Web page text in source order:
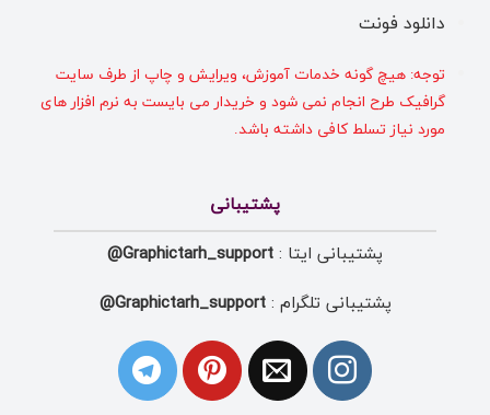
دانلود فونت
توجه: هیچ گونه خدمات آموزش، ویرایش و چاپ از طرف سایت
گرافیک طرح انجام نمی شود و خریدار می بایست به نرم افزار های
مورد نیاز تسلط کافی داشته باشد.
پشتیبانی
پشتیبانی ایتا : Graphictarh_support@
پشتیبانی تلگرام :Graphictarh_support@